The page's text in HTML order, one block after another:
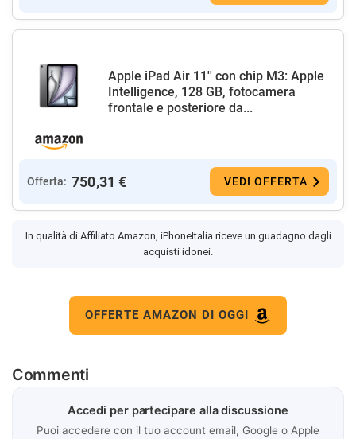
Apple iPad Air 11'' con chip M3: Apple
Intelligence, 128 GB, fotocamera
frontale e posteriore da...
Offerta: 750,31 € VEDI OFFERTA
In qualità di Affiliato Amazon, iPhoneItalia riceve un guadagno dagli
acquisti idonei.
OFFERTE AMAZON DI OGGI
Commenti
Accedi per partecipare alla discussione
Puoi accedere con il tuo account email, Google o Apple